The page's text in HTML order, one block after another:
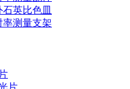
石英比色皿
率测量支架